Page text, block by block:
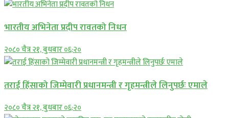
भारतीय अभिनेता प्रदीप रावतको निधन
२०८० चैत्र २१, बुधबार ०६:२०
तराई हिंसाको जिम्मेवारी प्रधानमन्त्री र गृहमन्त्रीले लिनुपर्छः एमाले
२०८० चैत्र २१, बुधबार ०६:२०